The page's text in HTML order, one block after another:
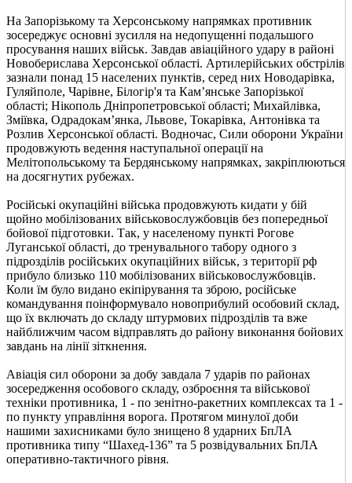
На Запорізькому та Херсонському напрямках противник
зосереджує основні зусилля на недопущенні подальшого
просування наших військ. Завдав авіаційного удару в районі
Новоберислава Херсонської області. Артилерійських обстрілів
зазнали понад 15 населених пунктів, серед них Новодарівка,
Гуляйполе, Чарівне, Білогір'я та Кам’янське Запорізької
області; Нікополь Дніпропетровської області; Михайлівка,
Зміївка, Одрадокам’янка, Львове, Токарівка, Антонівка та
Розлив Херсонської області. Водночас, Сили оборони України
продовжують ведення наступальної операції на
Мелітопольському та Бердянському напрямках, закріплюються
на досягнутих рубежах.
Російські окупаційні війська продовжують кидати у бій
щойно мобілізованих військовослужбовців без попередньої
бойової підготовки. Так, у населеному пункті Рогове
Луганської області, до тренувального табору одного з
підрозділів російських окупаційних військ, з території рф
прибуло близько 110 мобілізованих військовослужбовців.
Коли їм було видано екіпірування та зброю, російське
командування поінформувало новоприбулий особовий склад,
що їх включать до складу штурмових підрозділів та вже
найближчим часом відправлять до району виконання бойових
завдань на лінії зіткнення.
Авіація сил оборони за добу завдала 7 ударів по районах
зосередження особового складу, озброєння та військової
техніки противника, 1 - по зенітно-ракетних комплексах та 1 -
по пункту управління ворога. Протягом минулої доби
нашими захисниками було знищено 8 ударних БпЛА
противника типу “Шахед-136” та 5 розвідувальних БпЛА
оперативно-тактичного рівня.